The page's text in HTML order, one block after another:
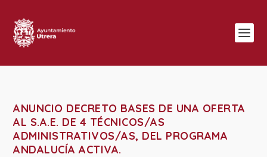
ANUNCIO DECRETO BASES DE UNA OFERTA
AL S.A.E. DE 4 TÉCNICOS/AS
ADMINISTRATIVOS/AS, DEL PROGRAMA
ANDALUCÍA ACTIVA.